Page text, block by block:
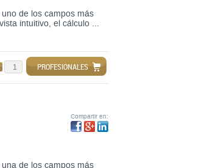
de los campos más
intuitivo, el cálculo ...
AÑADIRQUITAR
PROFESIONALES
de los campos más
Compartir en: